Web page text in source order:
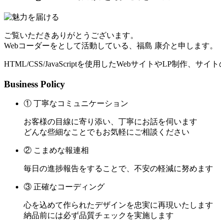
ご覧いただきありがとうございます。
Webコーダーをとして活動している、福島 康介と申します。
HTML/CSS/JavaScriptを使用したWebサイトやLP制作、サイ
Business Policy
① 丁寧なコミュニケーション
お客様の目線に寄り添い、丁寧にお話を伺います
どんな些細なことでもお気軽にご相談ください
② こまめな報連相
毎日の進捗報告をすることで、不安の軽減に努めます
③ 正確なコーディング
心を込めて作られたデザインを忠実に再現いたします
納品前には必ず品質チェックを実施します